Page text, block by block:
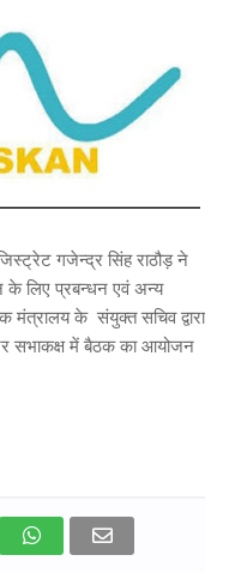
गजेन्द्र सिंह राठौड़ ने
के लिए प्रबन्धन एवं अन्य
के संयुक्त सचिव द्वारा
सभाकक्ष में बैठक का आयोजन